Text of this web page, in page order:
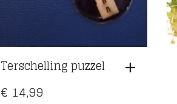
Terschelling puzzel
€ 14,99